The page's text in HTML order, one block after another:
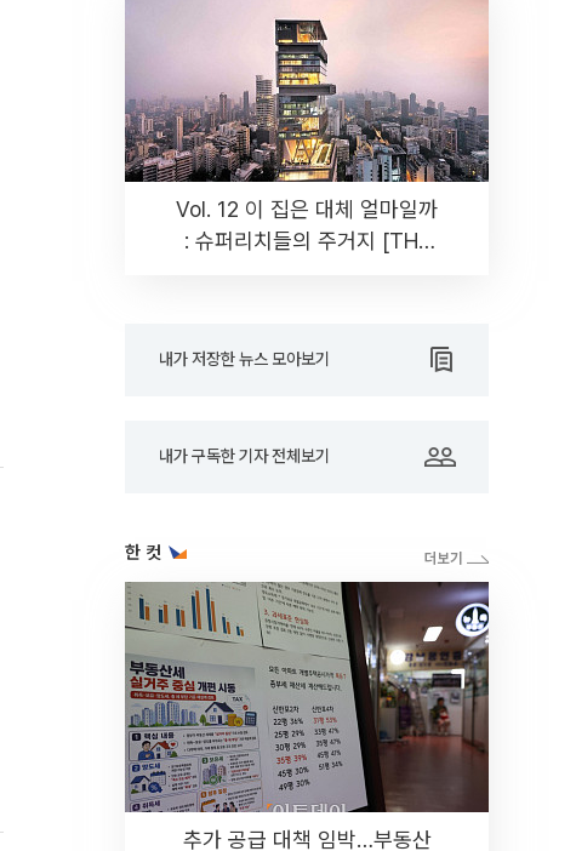
Vol. 12 이 집은 대체 얼마일까
: 슈퍼리치들의 주거지 [THE
내가 저장한 뉴스 모아보기
내가 구독한 기자 전체보기
한 컷
추가 공급 대책 임박…부동산